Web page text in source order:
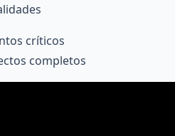
críticos
completos